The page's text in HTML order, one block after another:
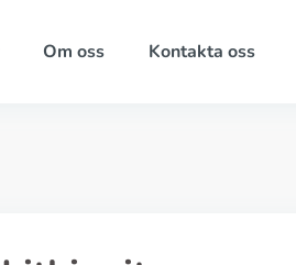
Om oss Kontakta oss